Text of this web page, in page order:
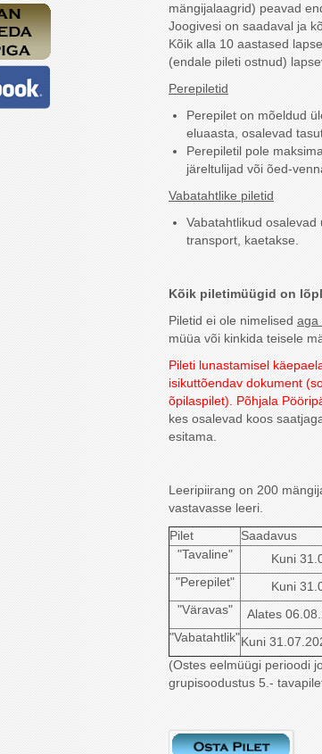
mängijalaagrid) peavad
Joogivesi on saadaval ja
Kõik alla 10 aastased
(endale pileti ostnud)
Perepiletid
Perepilet on mõeldud
eluaasta, osalevad
Perepiletil pole
järeltulijad või õed-
Vabatahtlike piletid
Vabatahtlikud
transport, kaetakse.
Kõik piletimüügid on
Piletid ei ole nimelised aga
müüa või kinkida teisele
Pileti lunastamisel
isikuttõendav dokument
õpilaspilet). Põhjala
kes osalevad koos
esitama.
Leeripiirang on 200
vastavasse leeri.
Pilet Saadavus
"Tavaline"
Kuni
"Perepilet"
Kuni
"Väravas"
Alates
"Vabatahtlik"Kuni
(Ostes eelmüügi perioodi
grupisoodustus 5.-